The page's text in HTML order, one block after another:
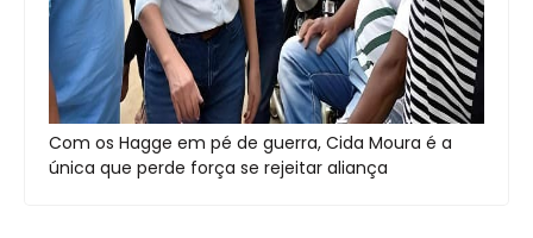
Com os Hagge em pé de guerra, Cida Moura é a
única que perde força se rejeitar aliança